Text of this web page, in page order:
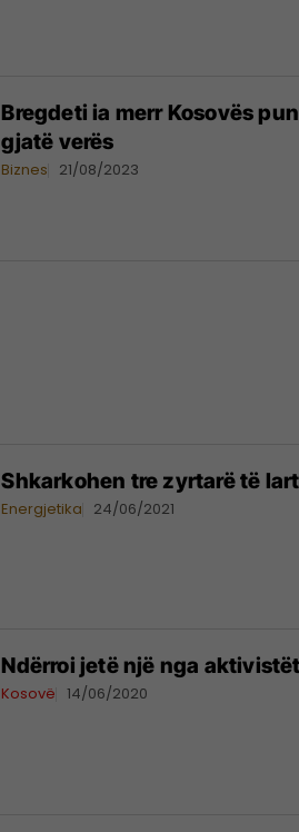
Bregdeti ia merr Kosovës
gjatë verës
Biznes 21/08/2023
Shkarkohen tre zyrtarë të
Energjetika 24/06/2021
Ndërroi jetë një nga
Kosovë 14/06/2020